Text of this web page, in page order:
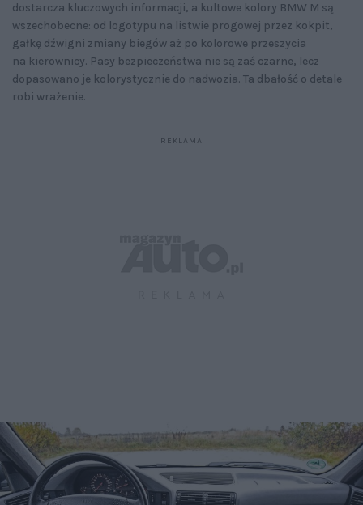
dostarcza kluczowych informacji, a kultowe kolory BMW M są
wszechobecne: od logotypu na listwie progowej przez kokpit,
gałkę dźwigni zmiany biegów aż po kolorowe przeszycia
na kierownicy. Pasy bezpieczeństwa nie są zaś czarne, lecz
dopasowano je kolorystycznie do nadwozia. Ta dbałość o detale
robi wrażenie.